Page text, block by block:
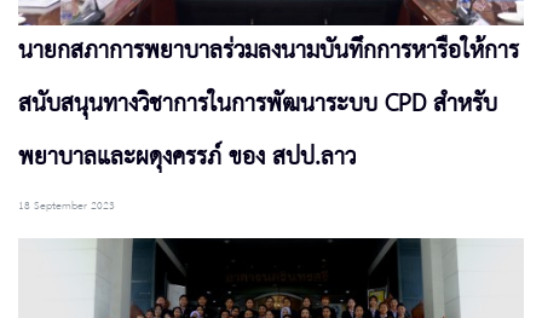
นายกสภาการพยาบาลร่วมลงนามบันทึกการหารือให้การ
สนับสนุนทางวิชาการในการพัฒนาระบบ CPD สำหรับ
พยาบาลและผดุงครรภ์ ของ สปป.ลาว
18 September 2023